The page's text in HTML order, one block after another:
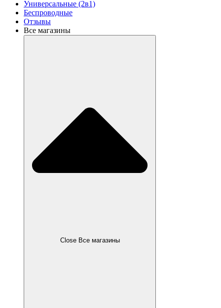
Универсальные (2в1)
Беспроводные
Отзывы
Все магазины
Close Все магазины